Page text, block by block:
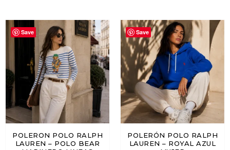
Save
POLERON POLO RALPH
LAUREN – POLO BEAR
Save
POLERÓN POLO RALPH
LAUREN – ROYAL AZUL